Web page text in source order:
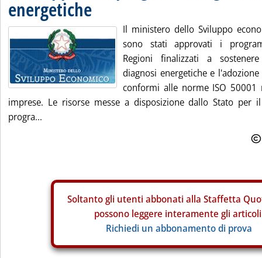
energetiche
Il ministero dello Sviluppo
sono stati approvati i
Regioni finalizzati a
diagnosi energetiche e
conformi alle norme ISO 50001
imprese. Le risorse messe a disposizione dallo Stato per
progra...
Soltanto gli utenti abbonati alla Staffetta
possono leggere interamente gli
Richiedi un abbonamento di prova